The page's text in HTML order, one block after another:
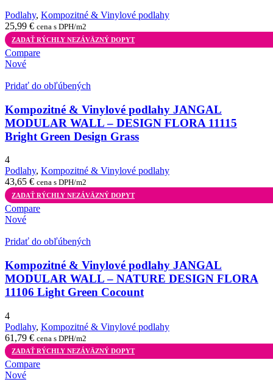
Podlahy, Kompozitné & Vinylové podlahy
25,99 € cena s DPH/m2
ZADAŤ RÝCHLY NEZÁVÄZNÝ DOPYT
Compare
Nové
Pridať do obľúbených
Kompozitné & Vinylové podlahy JANGAL
MODULAR WALL – DESIGN FLORA 11115
Bright Green Design Grass
4
Podlahy, Kompozitné & Vinylové podlahy
43,65 € cena s DPH/m2
ZADAŤ RÝCHLY NEZÁVÄZNÝ DOPYT
Compare
Nové
Pridať do obľúbených
Kompozitné & Vinylové podlahy JANGAL
MODULAR WALL – NATURE DESIGN FLORA
11106 Light Green Cocount
4
Podlahy, Kompozitné & Vinylové podlahy
61,79 € cena s DPH/m2
ZADAŤ RÝCHLY NEZÁVÄZNÝ DOPYT
Compare
Nové